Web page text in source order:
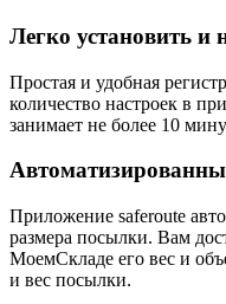
Легко установить и
Простая и удобная
количество настроек в
занимает не более 10
Приложение saferoute
размера посылки. Вам
МоемСкладе его вес и
и вес посылки.